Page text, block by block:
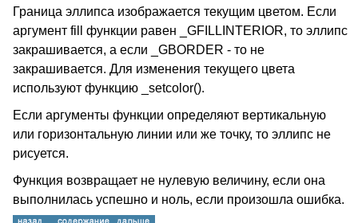
Граница эллипса изображается текущим цветом. Если
аргумент fill функции равен _GFILLINTERIOR, то эллипс
закрашивается, а если _GBORDER - то не
закрашивается. Для изменения текущего цвета
используют функцию _setcolor().
Если аргументы функции определяют вертикальную
или горизонтальную линии или же точку, то эллипс не
рисуется.
Функция возвращает не нулевую величину, если она
выполнилась успешно и ноль, если произошла ошибка.